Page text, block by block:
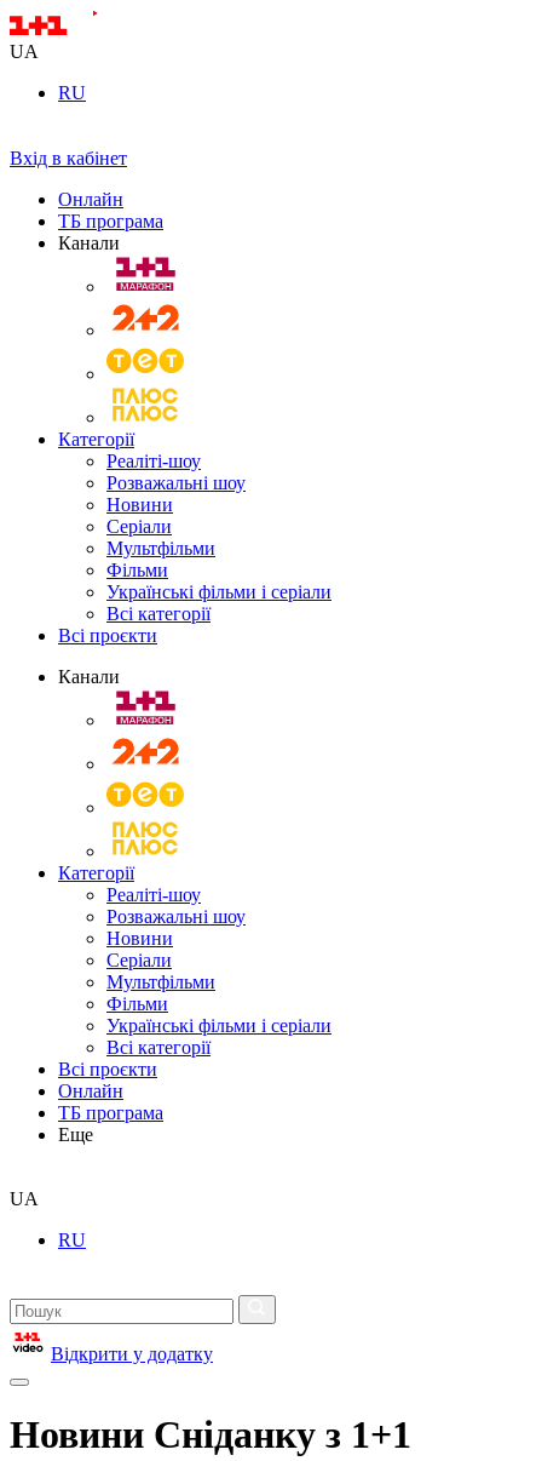
UA
RU
Вхід в кабінет
Онлайн
ТБ програма
Канали
Категорії
Реаліті-шоу
Розважальні шоу
Новини
Серіали
Мультфільми
Фільми
Українські фільми і серіали
Всі категорії
Всі проєкти
Канали
Категорії
Реаліті-шоу
Розважальні шоу
Новини
Серіали
Мультфільми
Фільми
Українські фільми і серіали
Всі категорії
Всі проєкти
Онлайн
ТБ програма
Еще
UA
RU
Відкрити у додатку
Новини Сніданку з 1+1